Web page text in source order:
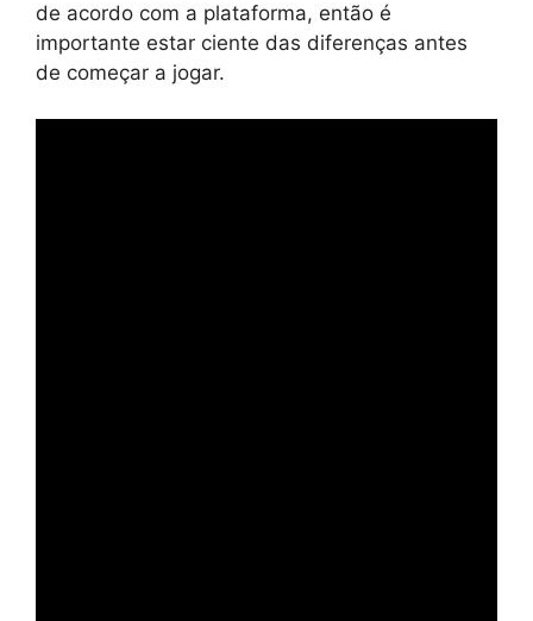
de acordo com a plataforma, então é
importante estar ciente das diferenças antes
de começar a jogar.